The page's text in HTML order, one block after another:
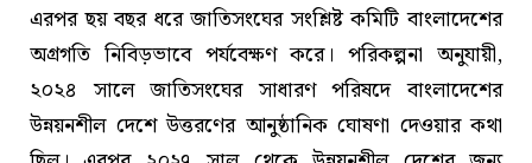
এরপর ছয় বছর ধরে জাতিসংঘের সংশ্লিষ্ট কমিটি বাংলাদেশের
অগ্রগতি নিবিড়ভাবে পর্যবেক্ষণ করে। পরিকল্পনা অনুযায়ী,
২০২৪ সালে জাতিসংঘের সাধারণ পরিষদে বাংলাদেশের
উন্নয়নশীল দেশে উত্তরণের আনুষ্ঠানিক ঘোষণা দেওয়ার কথা